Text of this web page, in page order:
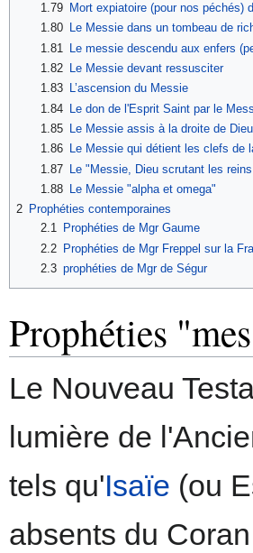
1.79
Mort expiatoire (pour nos péchés)
1.80
Le Messie dans un tombeau de
1.81
Le messie descendu aux enfers
1.82
Le Messie devant ressusciter
1.83
L’ascension du Messie
1.84 Le don de l'Esprit Saint par le
1.85
Le Messie assis à la droite de Dieu
1.86
Le Messie qui détient les clefs de
1.87 Le "Messie, Dieu scrutant les
1.88
Le Messie "alpha et omega"
2 Prophéties contemporaines
2.1
Prophéties de Mgr Gaume
2.2 Prophéties de Mgr Freppel sur la
2.3 prophéties de Mgr de Ségur
Prophéties
Le Nouveau
lumière de
tels qu'Isaïe (ou
absents du